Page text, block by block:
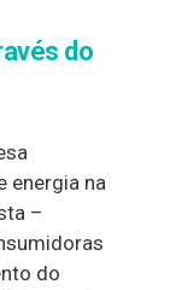
do
energia na
–
do